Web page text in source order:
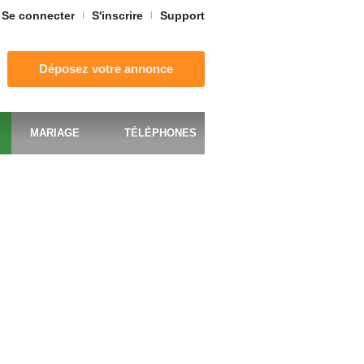
Se connecter S'inscrire Support
Déposez votre annonce
MARIAGE TÉLÉPHONES